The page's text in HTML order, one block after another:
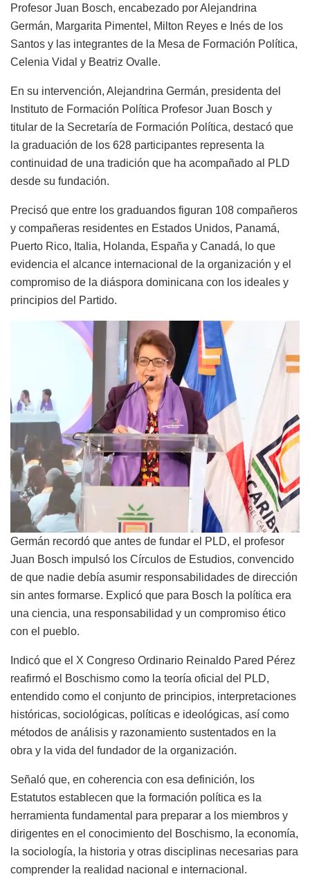
Profesor Juan Bosch, encabezado por Alejandrina
Germán, Margarita Pimentel, Milton Reyes e Inés de los
Santos y las integrantes de la Mesa de Formación Política,
Celenia Vidal y Beatriz Ovalle.
En su intervención, Alejandrina Germán, presidenta del
Instituto de Formación Política Profesor Juan Bosch y
titular de la Secretaría de Formación Política, destacó que
la graduación de los 628 participantes representa la
continuidad de una tradición que ha acompañado al PLD
desde su fundación.
Precisó que entre los graduandos figuran 108 compañeros
y compañeras residentes en Estados Unidos, Panamá,
Puerto Rico, Italia, Holanda, España y Canadá, lo que
evidencia el alcance internacional de la organización y el
compromiso de la diáspora dominicana con los ideales y
principios del Partido.
Germán recordó que antes de fundar el PLD, el profesor
Juan Bosch impulsó los Círculos de Estudios, convencido
de que nadie debía asumir responsabilidades de dirección
sin antes formarse. Explicó que para Bosch la política era
una ciencia, una responsabilidad y un compromiso ético
con el pueblo.
Indicó que el X Congreso Ordinario Reinaldo Pared Pérez
reafirmó el Boschismo como la teoría oficial del PLD,
entendido como el conjunto de principios, interpretaciones
históricas, sociológicas, políticas e ideológicas, así como
métodos de análisis y razonamiento sustentados en la
obra y la vida del fundador de la organización.
Señaló que, en coherencia con esa definición, los
Estatutos establecen que la formación política es la
herramienta fundamental para preparar a los miembros y
dirigentes en el conocimiento del Boschismo, la economía,
la sociología, la historia y otras disciplinas necesarias para
comprender la realidad nacional e internacional.